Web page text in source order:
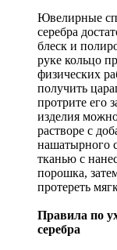
Ювелирные
серебра
блеск и
руке кольцо
физических
получить
протрите его
изделия
растворе с
нашатырного
тканью с
порошка,
протереть
Правила по
серебра